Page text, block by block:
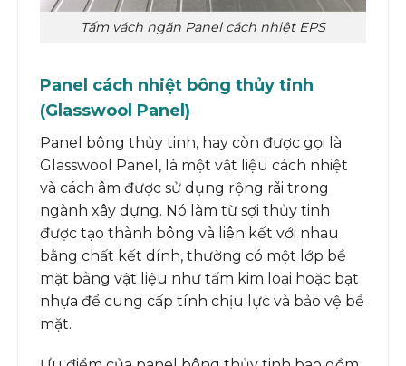
Tấm vách ngăn Panel cách nhiệt EPS
Panel cách nhiệt bông thủy tinh
(Glasswool Panel)
Panel bông thủy tinh, hay còn được gọi là
Glasswool Panel, là một vật liệu cách nhiệt
và cách âm được sử dụng rộng rãi trong
ngành xây dựng. Nó làm từ sợi thủy tinh
được tạo thành bông và liên kết với nhau
bằng chất kết dính, thường có một lớp bề
mặt bằng vật liệu như tấm kim loại hoặc bạt
nhựa để cung cấp tính chịu lực và bảo vệ bề
mặt.